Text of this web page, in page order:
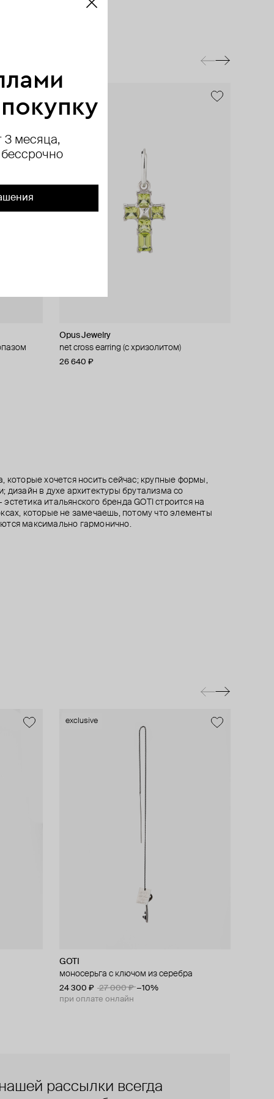
Opus Jewelry
net cross earring (c хризолитом)
26 640 ₽
GOTI
моносерьга из серебра
34 400 ₽
Gem Kingdom
серьги из серебра с подвесками из
голубого оникса и розовых бусин
Одушевлённое серебро
серьги из серебра с английской швензой
«пучина» с херкимером кварца
которые хочется носить сейчас; крупные формы,
дизайн в духе архитектуры брутализма со
итальянского бренда GOTI строится на
которые не замечаешь, потому что элементы
максимально гармонично.
exclusive
GOTI
моносерьга с ключом из серебра
24 300 ₽ 27 000 ₽ −10%
при оплате онлайн
рассылки всегда
3 месяца,